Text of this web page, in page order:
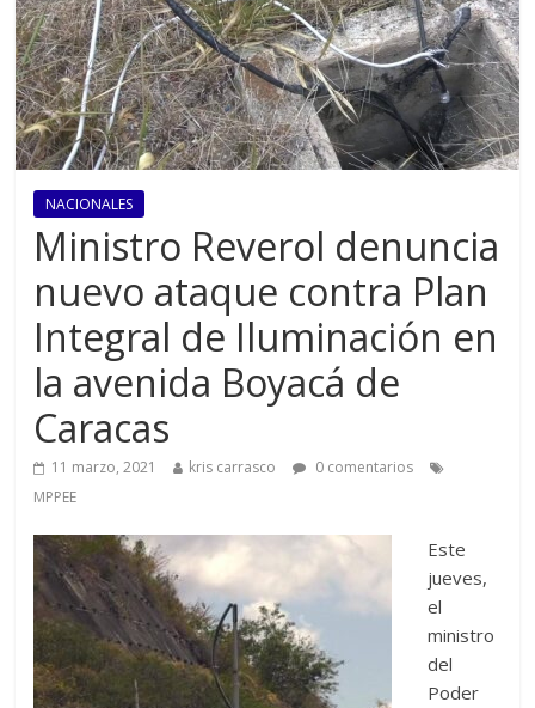
NACIONALES
Ministro Reverol denuncia
nuevo ataque contra Plan
Integral de Iluminación en
la avenida Boyacá de
Caracas
11 marzo, 2021 kris carrasco
0 comentarios
MPPEE
Este
jueves,
el
ministro
del
Poder